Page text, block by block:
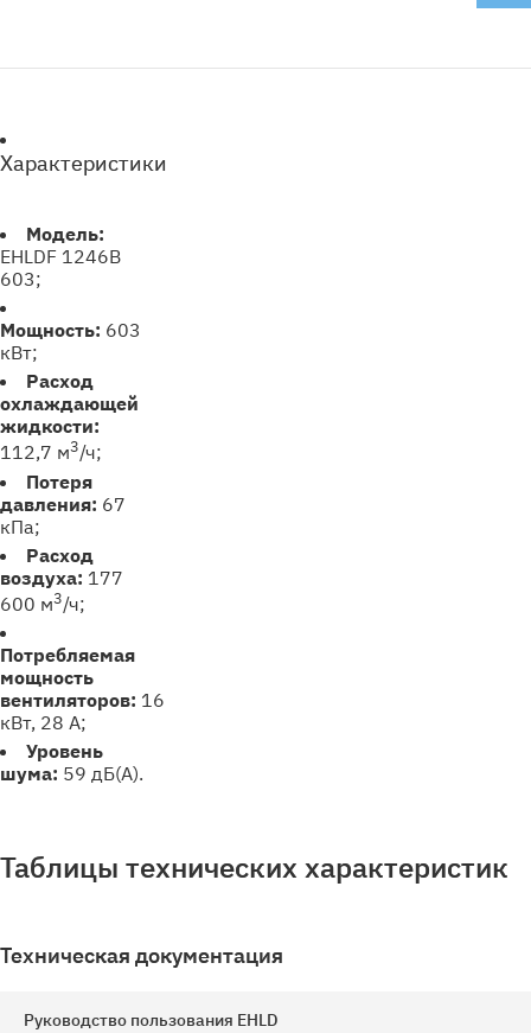
Характеристики
Модель:
EHLDF 1246B
603;
Мощность: 603
кВт;
Расход
охлаждающей
жидкости:
112,7 м3/ч;
Потеря
давления: 67
кПа;
Расход
воздуха: 177
600 м3/ч;
Потребляемая
мощность
вентиляторов: 16
кВт, 28 А;
Уровень
шума: 59 дБ(А).
Таблицы технических характеристик
Техническая документация
Руководство пользования EHLD